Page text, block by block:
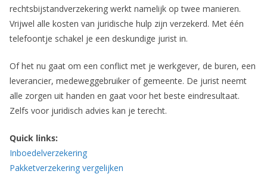
rechtsbijstandverzekering werkt namelijk op twee manieren.
Vrijwel alle kosten van juridische hulp zijn verzekerd. Met één
telefoontje schakel je een deskundige jurist in.
Of het nu gaat om een conflict met je werkgever, de buren, een
leverancier, medeweggebruiker of gemeente. De jurist neemt
alle zorgen uit handen en gaat voor het beste eindresultaat.
Zelfs voor juridisch advies kan je terecht.
Quick links:
Inboedelverzekering
Pakketverzekering vergelijken